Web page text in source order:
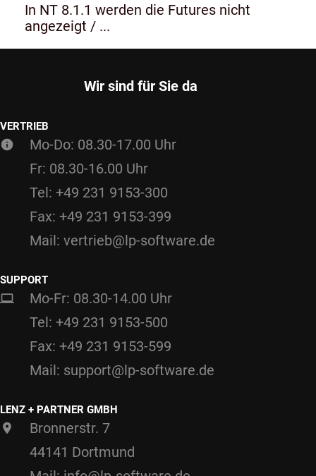
In NT 8.1.1 werden die Futures nicht
angezeigt / ...
Wir sind für Sie da
VERTRIEB
Mo-Do: 08.30-17.00 Uhr
Fr: 08.30-16.00 Uhr
Tel: +49 231 9153-300
Fax: +49 231 9153-399
Mail: vertrieb@lp-software.de
SUPPORT
Mo-Fr: 08.30-14.00 Uhr
Tel: +49 231 9153-500
Fax: +49 231 9153-599
Mail: support@lp-software.de
LENZ + PARTNER GMBH
Bronnerstr. 7
44141 Dortmund